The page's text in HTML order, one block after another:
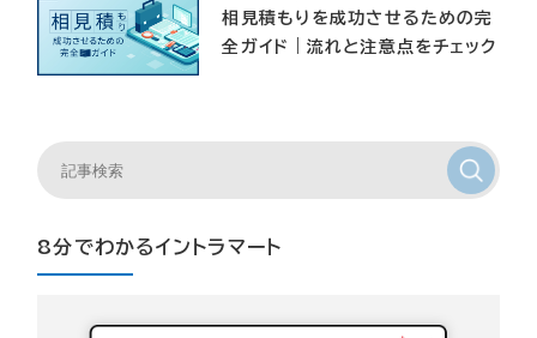
相見積もりを成功させるための完
全ガイド｜流れと注意点をチェック
8分でわかるイントラマート